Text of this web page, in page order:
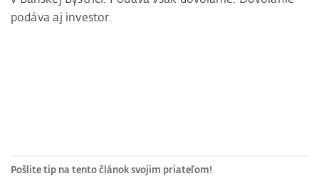
podáva aj investor.
Pošlite tip na tento článok svojim priateľom!